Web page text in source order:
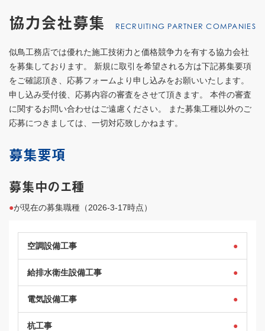
協力会社募集 RECRUITING PARTNER COMPANIES
似鳥工務店では優れた施工技術力と価格競争力を有する協力会社
を募集しております。 新規に取引を希望される方は下記募集要項
をご確認頂き、応募フォームより申し込みをお願いいたします。
申し込み受付後、応募内容の審査をさせて頂きます。 本件の審査
に関するお問い合わせはご遠慮ください。 また募集工種以外のご
応募につきましては、一切対応致しかねます。
募集要項
募集中のエ種
●が現在の募集職種（2026-3-17時点）
空調設備工事 ●
給排水衛生設備工事 ●
電気設備工事 ●
杭工事 ●